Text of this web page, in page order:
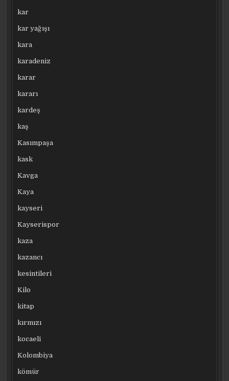
kar
kar yağışı
kara
karadeniz
karar
kararı
kardeş
kaş
Kasımpaşa
kask
Kavga
Kaya
kayseri
Kayserispor
kaza
kazancı
kesintileri
Kilo
kitap
kırmızı
kocaeli
Kolombiya
kömür